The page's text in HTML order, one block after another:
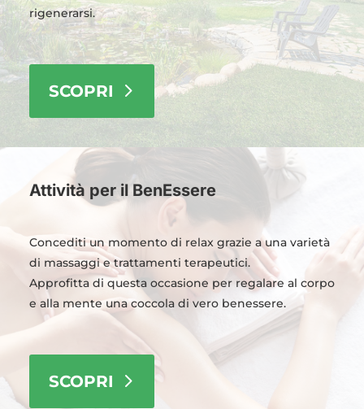
rigenerarsi.
SCOPRI
Attività per il BenEssere
Concediti un momento di relax grazie a una varietà
di massaggi e trattamenti terapeutici.
Approfitta di questa occasione per regalare al corpo
e alla mente una coccola di vero benessere.
SCOPRI